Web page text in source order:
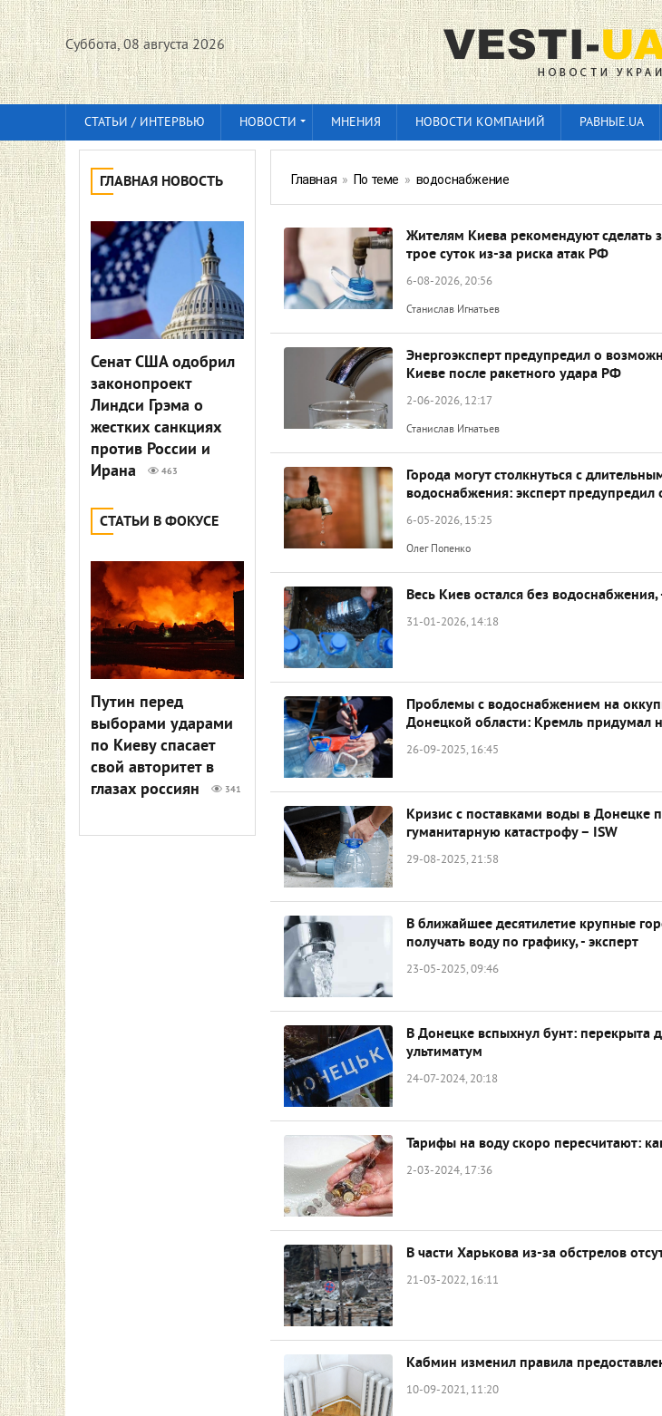
Суббота, 08 августа 2026
СТАТЬИ / ИНТЕРВЬЮ НОВОСТИ МНЕНИЯ НОВОСТИ КОМПАНИЙ РАВНЫЕ.UA
ГЛАВНАЯ НОВОСТЬ
Сенат США одобрил
законопроект
Линдси Грэма о
жестких санкциях
против России и
Ирана
463
СТАТЬИ В ФОКУСЕ
Путин перед
выборами ударами
по Киеву спасает
свой авторитет в
глазах россиян
341
Главная » По теме » водоснабжение
Жителям Киева рекомендуют сделать
трое суток из-за риска атак РФ
6-08-2026, 20:56
Станислав Игнатьев
Энергоэксперт предупредил о
Киеве после ракетного удара РФ
2-06-2026, 12:17
Станислав Игнатьев
Города могут столкнуться с
водоснабжения: эксперт предупредил
6-05-2026, 15:25
Олег Попенко
Весь Киев остался без
31-01-2026, 14:18
Проблемы с водоснабжением на
Донецкой области: Кремль придумал
26-09-2025, 16:45
Кризис с поставками воды в Донецке
гуманитарную катастрофу – ISW
29-08-2025, 21:58
В ближайшее десятилетие крупные
получать воду по графику, - эксперт
23-05-2025, 09:46
В Донецке вспыхнул бунт: перекрыта
ультиматум
24-07-2024, 20:18
Тарифы на воду скоро пересчитают:
2-03-2024, 17:36
В части Харькова из-за обстрелов
21-03-2022, 16:11
Кабмин изменил правила
10-09-2021, 11:20